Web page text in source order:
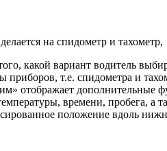
на спидометр и тахометр,
какой вариант водитель
приборов, т.е. спидометра и
отображает дополнительные
времени, пробега, а
положение вдоль